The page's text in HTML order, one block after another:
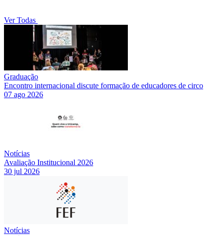
Ver Todas
Graduação
Encontro internacional discute formação de educadores de circo
07 ago 2026
Notícias
Avaliação Institucional 2026
30 jul 2026
Notícias